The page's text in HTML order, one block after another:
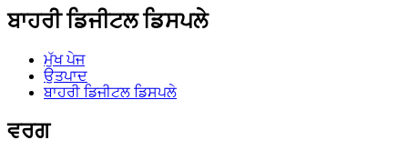
ਬਾਹਰੀ ਡਿਜੀਟਲ ਡਿਸਪਲੇ
ਮੁੱਖ ਪੇਜ
ਉਤਪਾਦ
ਬਾਹਰੀ ਡਿਜੀਟਲ ਡਿਸਪਲੇ
ਵਰਗ